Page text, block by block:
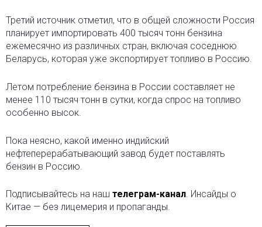
Третий источник отметил, что в общей сложности Россия
планирует импортировать 400 тысяч тонн бензина
ежемесячно из различных стран, включая соседнюю
Беларусь, которая уже экспортирует топливо в Россию.
Летом потребление бензина в России составляет не
менее 110 тысяч тонн в сутки, когда спрос на топливо
особенно высок.
Пока неясно, какой именно индийский
нефтеперерабатывающий завод будет поставлять
бензин в Россию.
Подписывайтесь на наш телеграм-канал. Инсайды о
Китае — без лицемерия и пропаганды.